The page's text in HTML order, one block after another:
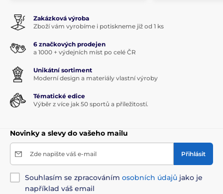
Zakázková výroba
Zboží vám vyrobíme i potiskneme již od 1 ks
6 značkových prodejen
a 1000 + výdejních míst po celé ČR
Unikátní sortiment
Moderní design a materiály vlastní výroby
Tématické edice
Výběr z více jak 50 sportů a příležitostí.
Novinky a slevy do vašeho mailu
Zde napište váš e-mail Přihlásit
Souhlasím se zpracováním osobních údajů jako je
například váš email